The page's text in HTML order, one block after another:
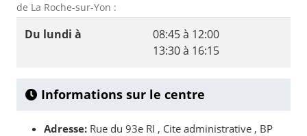
de La Roche-sur-Yon :
Du lundi à
08:45 à 12:00
13:30 à 16:15
Informations sur le centre
Adresse: Rue du 93e RI , Cite administrative , BP